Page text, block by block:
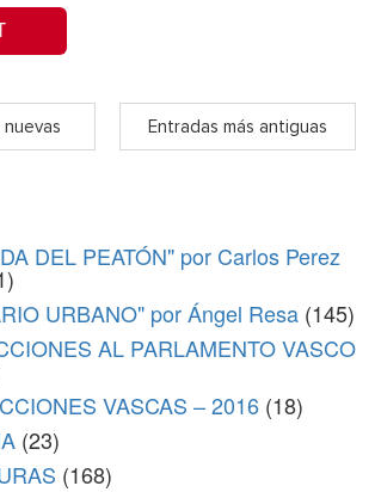
nuevas Entradas más antiguas
DEL PEATÓN" por Carlos Perez
URBANO" por Ángel Resa (145)
AL PARLAMENTO VASCO
VASCAS – 2016 (18)
(23)
(168)